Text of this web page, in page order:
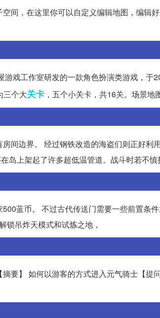
间，在这里你可以自定义编辑地图，编辑
戏工作室研发的一款角色扮演类游戏，于
三个大关卡 ，五个小关卡，共16关。场景地
间边界。 经过钢铁改造的海盗们则正好利
上架起了许多超低温管道。战斗时若不慎
蓝币。 不过古代传送门需要一些前置条
锁吊炸天模式和试炼之地，
要】 如何以游客的方式进入元气骑士【提